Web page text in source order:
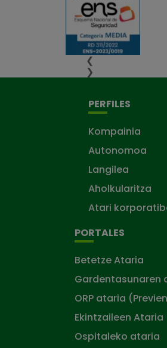
❮
❯
PERFILES
Kompainia
Autonomoa
Langilea
Aholkularitza
Atari
PORTALES
Betetze Ataria
Gardentasunaren
ORP ataria
Ekintzaileen Ataria
Ospitaleko ataria